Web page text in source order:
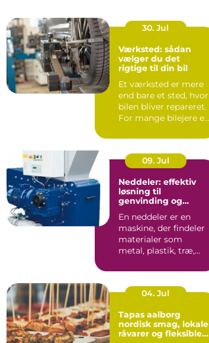
30. Jul
Værksted: sådan
vælger du det
rigtige til din bil
Et værksted er mere
end bare et sted, hvor
bilen bliver repareret.
For mange bilejere er
09. Jul
Neddeler: effektiv
løsning til
genvinding og
En neddeler er en
maskine, der findeler
materialer som
metal, plastik, træ,
04. Jul
Tapas aalborg
nordisk smag, lokale
råvarer og fleksible